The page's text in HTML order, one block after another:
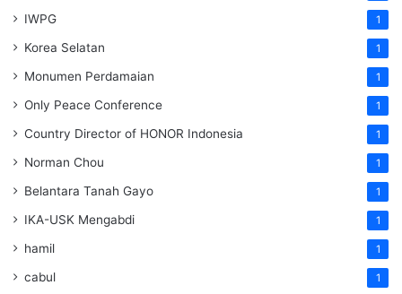
IWPG 1
Korea Selatan 1
Monumen Perdamaian 1
Only Peace Conference 1
Country Director of HONOR Indonesia 1
Norman Chou 1
Belantara Tanah Gayo 1
IKA-USK Mengabdi 1
hamil 1
cabul 1